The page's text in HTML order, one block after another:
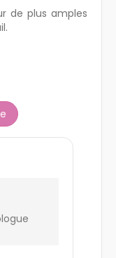
de plus amples